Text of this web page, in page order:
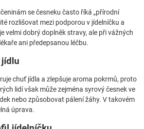
se česneku často říká „přírodní
rozlišovat mezi podporou v jídelníčku a
velmi dobrý doplněk stravy, ale při vážných
ani předepsanou léčbu.
chuť jídla a zlepšuje aroma pokrmů, proto
lidí však může zejména syrový česnek ve
nebo způsobovat pálení žáhy. V takovém
úprava.